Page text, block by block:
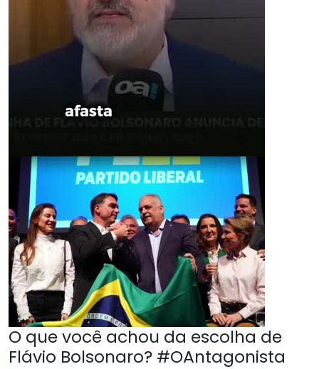
O que você achou da escolha de
Flávio Bolsonaro? #OAntagonista